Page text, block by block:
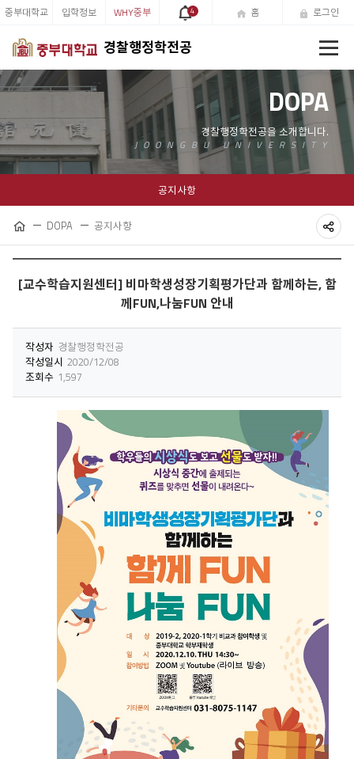
경찰행정학전공
뉴
중부대학교 입학정보 WHY중부 4 홈 로그인
DOPA
공지사항
홈
DOPA
공지사항
공
[교수학습지원센터] 비마학생성장기획평가단과 함께하는, 함
께FUN,나눔FUN 안내
작성자 경찰행정학전공
작성일시 2020/12/08
조회수 1,597